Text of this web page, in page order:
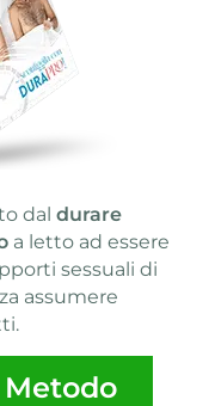
dal durare
a letto ad essere
sessuali di
assumere